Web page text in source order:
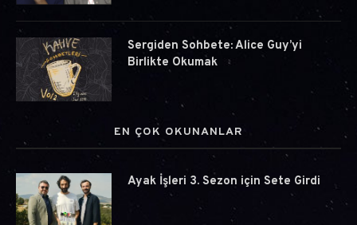
Sergiden Sohbete: Alice Guy’yi
Birlikte Okumak
EN ÇOK OKUNANLAR
Ayak İşleri 3. Sezon için Sete Girdi